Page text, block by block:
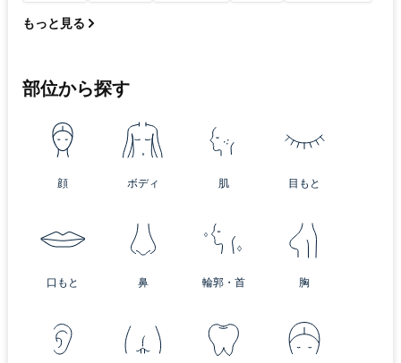
もっと見る
部位から探す
顔 ボディ 肌 目もと
口もと 鼻 輪郭・首 胸